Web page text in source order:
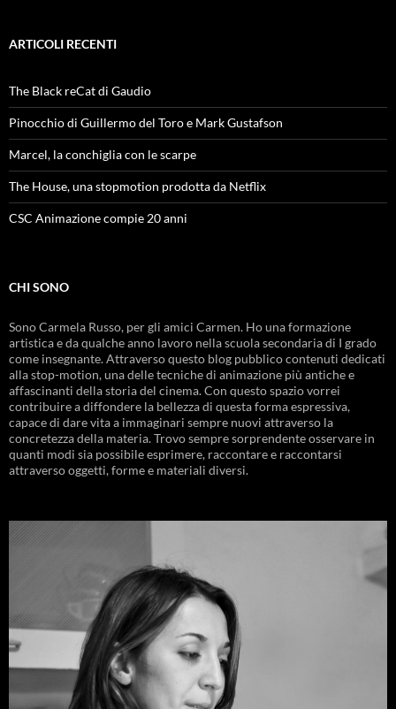
ARTICOLI RECENTI
The Black reCat di Gaudio
Pinocchio di Guillermo del Toro e Mark Gustafson
Marcel, la conchiglia con le scarpe
The House, una stopmotion prodotta da Netflix
CSC Animazione compie 20 anni
CHI SONO
Sono Carmela Russo, per gli amici Carmen. Ho una formazione
artistica e da qualche anno lavoro nella scuola secondaria di I grado
come insegnante. Attraverso questo blog pubblico contenuti dedicati
alla stop-motion, una delle tecniche di animazione più antiche e
affascinanti della storia del cinema. Con questo spazio vorrei
contribuire a diffondere la bellezza di questa forma espressiva,
capace di dare vita a immaginari sempre nuovi attraverso la
concretezza della materia. Trovo sempre sorprendente osservare in
quanti modi sia possibile esprimere, raccontare e raccontarsi
attraverso oggetti, forme e materiali diversi.